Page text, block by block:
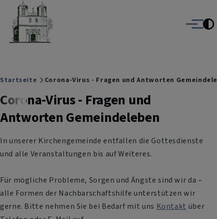
Direkt zum Inhalt
Christuskirche Gauting
Evangelisch-Lutherische Kirche Gauting
Menü
Breadcrumb
Startseite Corona-Virus - Fragen und Antworten
Corona-Virus - Fragen und
Antworten Gemeindeleben
In unserer Kirchengemeinde entfallen die Gottesdienste
und alle Veranstaltungen bis auf Weiteres.
Für mögliche Probleme, Sorgen und Ängste sind wir da –
alle Formen der Nachbarschaftshilfe unterstützen wir
gerne. Bitte nehmen Sie bei Bedarf mit uns Kontakt über